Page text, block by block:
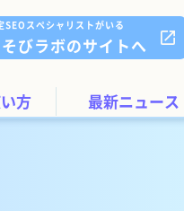
SEOスペシャリストがいる
びラボのサイトへ
方 最新ニュース